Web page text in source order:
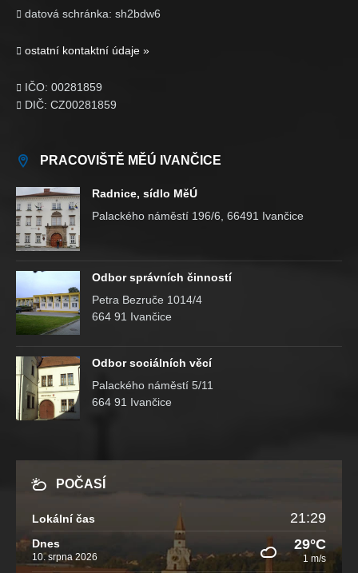
 datová schránka: sh2bdw6
 ostatní kontaktní údaje »
 IČO: 00281859
 DIČ: CZ00281859
PRACOVIŠTĚ MĚÚ IVANČICE
Radnice, sídlo MěÚ
Palackého náměstí 196/6, 66491 Ivančice
Odbor správních činností
Petra Bezruče 1014/4
664 91 Ivančice
Odbor sociálních věcí
Palackého náměstí 5/11
664 91 Ivančice
POČASÍ
Lokální čas 21:29
Dnes
10. srpna 2026
29°C
1 m/s